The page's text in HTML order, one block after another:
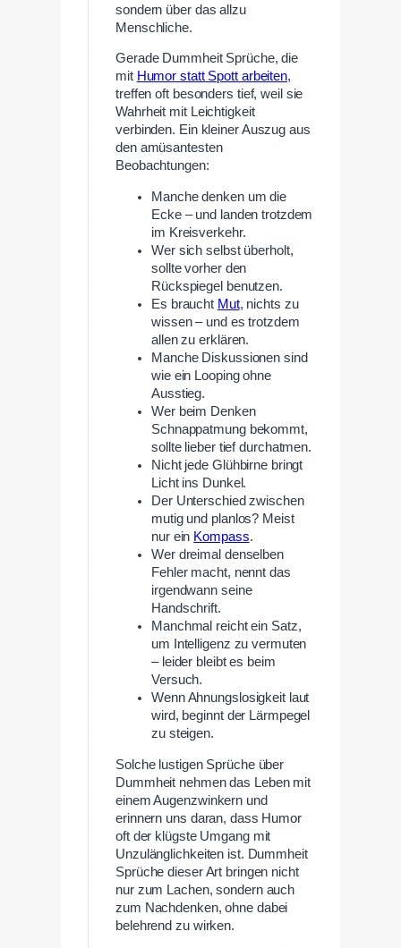
sondern über das allzu
Menschliche.
Gerade Dummheit Sprüche, die
mit Humor statt Spott arbeiten,
treffen oft besonders tief, weil sie
Wahrheit mit Leichtigkeit
verbinden. Ein kleiner Auszug aus
den amüsantesten
Beobachtungen:
Manche denken um die
Ecke – und landen trotzdem
im Kreisverkehr.
Wer sich selbst überholt,
sollte vorher den
Rückspiegel benutzen.
Es braucht Mut, nichts zu
wissen – und es trotzdem
allen zu erklären.
Manche Diskussionen sind
wie ein Looping ohne
Ausstieg.
Wer beim Denken
Schnappatmung bekommt,
sollte lieber tief durchatmen.
Nicht jede Glühbirne bringt
Licht ins Dunkel.
Der Unterschied zwischen
mutig und planlos? Meist
nur ein Kompass.
Wer dreimal denselben
Fehler macht, nennt das
irgendwann seine
Handschrift.
Manchmal reicht ein Satz,
um Intelligenz zu vermuten
– leider bleibt es beim
Versuch.
Wenn Ahnungslosigkeit laut
wird, beginnt der Lärmpegel
zu steigen.
Solche lustigen Sprüche über
Dummheit nehmen das Leben mit
einem Augenzwinkern und
erinnern uns daran, dass Humor
oft der klügste Umgang mit
Unzulänglichkeiten ist. Dummheit
Sprüche dieser Art bringen nicht
nur zum Lachen, sondern auch
zum Nachdenken, ohne dabei
belehrend zu wirken.